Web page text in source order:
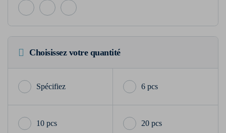
Choisissez votre quantité
6 pcs
10 pcs 20 pcs